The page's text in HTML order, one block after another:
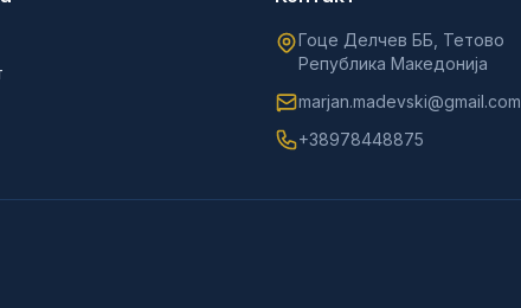
Гоце Делчев ББ, Тетово
Република Македонија
marjan.madevski@gmail.com
+38978448875